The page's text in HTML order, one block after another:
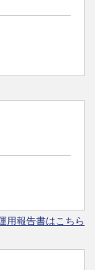
用報告書はこちら